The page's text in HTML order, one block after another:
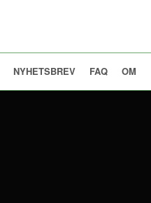
NYHETSBREV FAQ OM